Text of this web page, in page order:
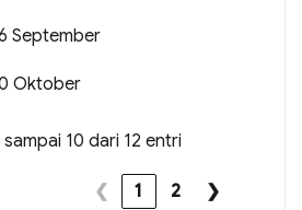
September
Oktober
10 dari 12 entri
❮ 1 2 ❯